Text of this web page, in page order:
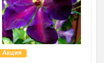
Акция